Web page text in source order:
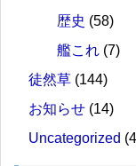
歴史 (58)
艦これ (7)
徒然草 (144)
お知らせ (14)
Uncategorized